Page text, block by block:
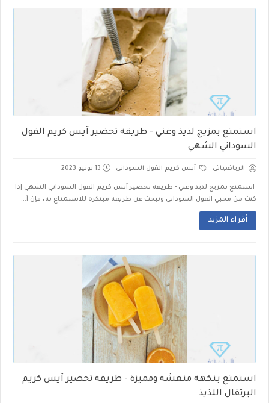
استمتع بمزيج لذيذ وغني - طريقة تحضير آيس كريم الفول
السوداني الشهي
الرياضياتى آيس كريم الفول السوداني 13 يونيو 2023
استمتع بمزيج لذيذ وغني - طريقة تحضير آيس كريم الفول السوداني الشهي إذا
كنت من محبي الفول السوداني وتبحث عن طريقة مبتكرة للاستمتاع به، فإن آ...
أقراء المزيد
استمتع بنكهة منعشة ومميزة - طريقة تحضير آيس كريم
البرتقال اللذيذ